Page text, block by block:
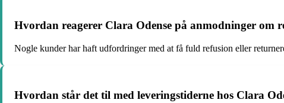
Hvordan reagerer Clara Odense på anmodninger om
Nogle kunder har haft udfordringer med at få fuld refusion eller
Hvordan står det til med leveringstiderne hos Clara